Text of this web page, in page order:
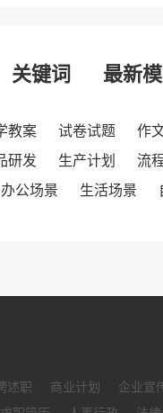
关键词 最新
教案 试卷试题
作
研发 生产计划
流
办公场景 生活场景
述职 商业计划
企业宣